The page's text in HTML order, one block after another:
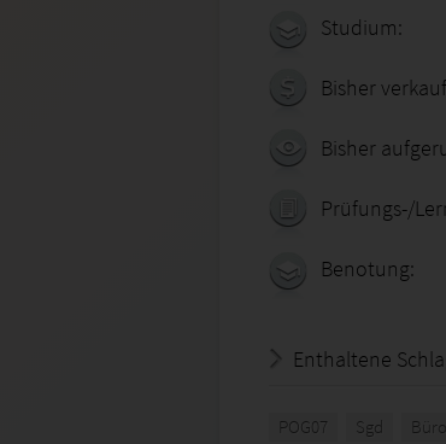
Studium:
Bisher
Bisher
Prüfungs-/
Benotung:
Enthaltene
POG07 Sgd